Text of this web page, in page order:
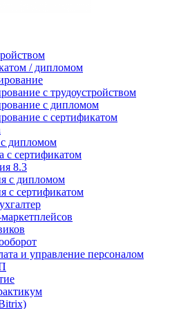
/ дипломом
с трудоустройством
с дипломом
с сертификатом
дипломом
сертификатом
8.3
с дипломом
с сертификатом
и управление персоналом